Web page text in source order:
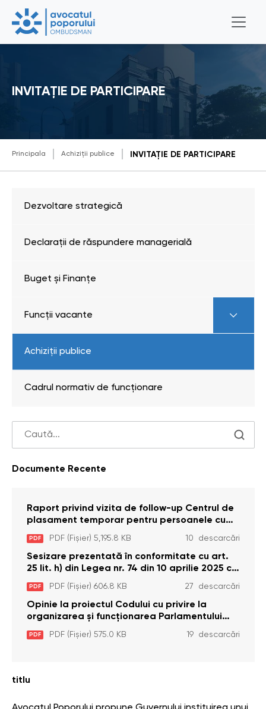
INVITAȚIE DE PARTICIPARE
Principala Achiziții publice INVITAȚIE DE PARTICIPARE
Dezvoltare strategică
Declarații de răspundere managerială
Buget și Finanțe
Funcții vacante
Achiziții publice
Cadrul normativ de funcționare
Documente Recente
Raport privind vizita de follow-up Centrul de
plasament temporar pentru persoanele cu
dizabilități (adulte) Bădiceni, Soroca (11 iunie
2026)
PDF PDF (Fișier) 5,195.8 KB 10 descarcări
Sesizare prezentată în conformitate cu art.
25 lit. h) din Legea nr. 74 din 10 aprilie 2025 cu
privire la Curtea Constituțională şi art. 26 din
Legea cu privire la Avocatul Poporului
(Ombudsmanul) nr. 52/2014
PDF PDF (Fișier) 606.8 KB 27 descarcări
Opinie la proiectul Codului cu privire la
organizarea și funcționarea Parlamentului
(inițiativa legislativă nr. 110 din 06.04.2026)
PDF PDF (Fișier) 575.0 KB 19 descarcări
titlu